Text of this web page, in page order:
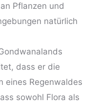
Pflanzen und
natürlich
dass er die
eines Regenwaldes
sowohl Flora als